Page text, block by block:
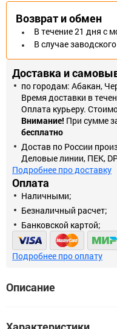
Возврат и обмен
В течение 21 дня с
В случае
Доставка и
по городам: Абакан,
Время доставки в
Оплата курьеру.
Внимание! При сумме
бесплатно
Достав по России
Деловые линии, ПЕК,
Подробнее про доставку
Оплата
Наличными;
Безналичный расчет;
Банковской картой;
Подробнее про оплату
Описание